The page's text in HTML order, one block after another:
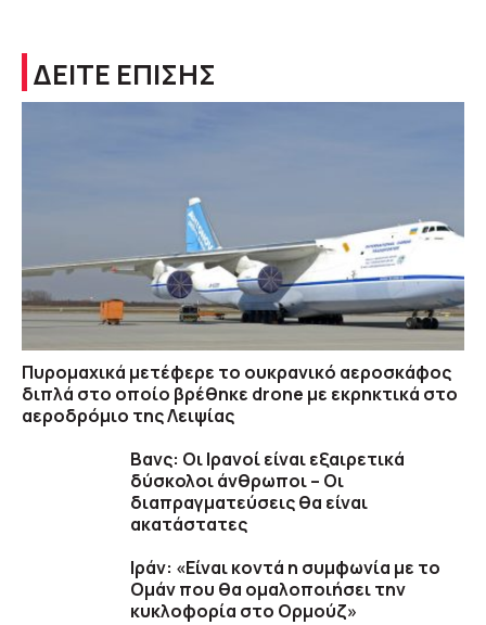
ΔΕΙΤΕ ΕΠΙΣΗΣ
Πυρομαχικά μετέφερε το ουκρανικό αεροσκάφος
διπλά στο οποίο βρέθηκε drone με εκρηκτικά στο
αεροδρόμιο της Λειψίας
Βανς: Οι Ιρανοί είναι εξαιρετικά
δύσκολοι άνθρωποι – Οι
διαπραγματεύσεις θα είναι
ακατάστατες
Ιράν: «Είναι κοντά η συμφωνία με το
Ομάν που θα ομαλοποιήσει την
κυκλοφορία στο Ορμούζ»